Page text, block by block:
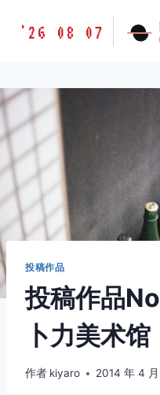
胶
味
LETSFILM
'26 08 07
投稿作品
投稿作品
卜力美术馆
作者 kiyaro 2014 年 4